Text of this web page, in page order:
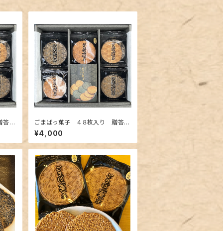
答用
ごまばっ菓子 ４８枚入り 贈答用
（包装・のし・専用袋付き）
¥4,000